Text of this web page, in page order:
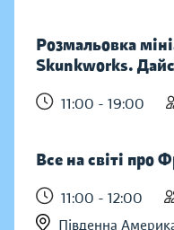
Розмальовка
Skunkworks.
11:00 - 19:00
Все на світі про
11:00 - 12:00
Південна